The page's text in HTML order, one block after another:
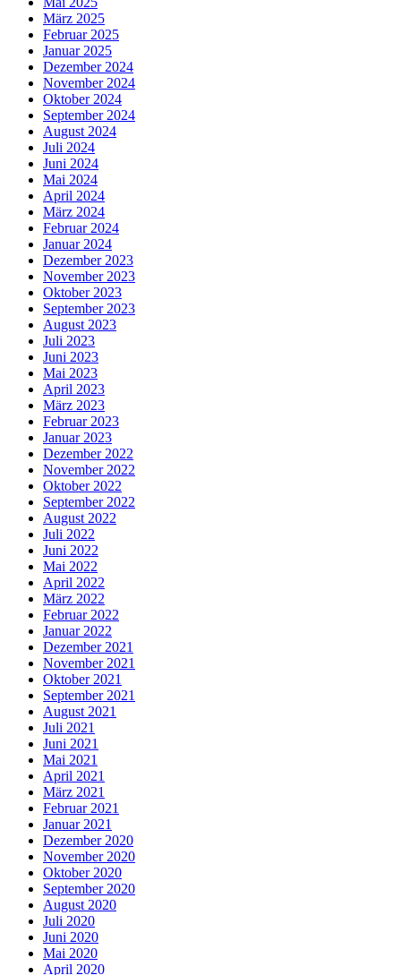
März 2025
Februar 2025
Januar 2025
Dezember 2024
November 2024
Oktober 2024
September 2024
August 2024
Juli 2024
Juni 2024
Mai 2024
April 2024
März 2024
Februar 2024
Januar 2024
Dezember 2023
November 2023
Oktober 2023
September 2023
August 2023
Juli 2023
Juni 2023
Mai 2023
April 2023
März 2023
Februar 2023
Januar 2023
Dezember 2022
November 2022
Oktober 2022
September 2022
August 2022
Juli 2022
Juni 2022
Mai 2022
April 2022
März 2022
Februar 2022
Januar 2022
Dezember 2021
November 2021
Oktober 2021
September 2021
August 2021
Juli 2021
Juni 2021
Mai 2021
April 2021
März 2021
Februar 2021
Januar 2021
Dezember 2020
November 2020
Oktober 2020
September 2020
August 2020
Juli 2020
Juni 2020
Mai 2020
April 2020